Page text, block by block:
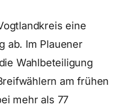
eine
ab. Im Plauener
Wahlbeteiligung
am frühen
mehr als 77